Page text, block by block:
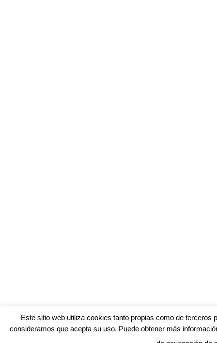
Este sitio web utiliza cookies tanto propias como de
consideramos que acepta su uso. Puede obtener más